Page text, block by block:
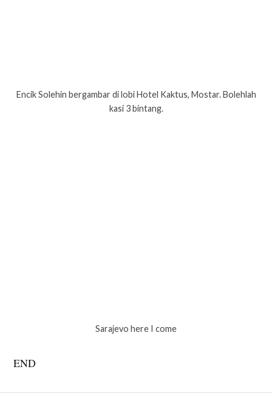
Encik Solehin bergambar di lobi Hotel Kaktus, Mostar. Bolehlah
kasi 3 bintang.
Sarajevo here I come
END